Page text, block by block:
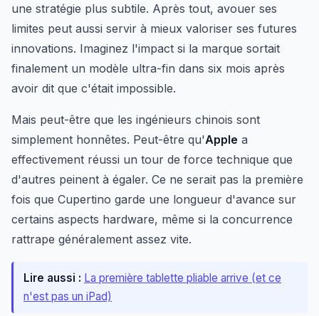
une stratégie plus subtile. Après tout, avouer ses
limites peut aussi servir à mieux valoriser ses futures
innovations. Imaginez l'impact si la marque sortait
finalement un modèle ultra-fin dans six mois après
avoir dit que c'était impossible.
Mais peut-être que les ingénieurs chinois sont
simplement honnêtes. Peut-être qu'Apple a
effectivement réussi un tour de force technique que
d'autres peinent à égaler. Ce ne serait pas la première
fois que Cupertino garde une longueur d'avance sur
certains aspects hardware, même si la concurrence
rattrape généralement assez vite.
Lire aussi : La première tablette pliable arrive (et ce
n'est pas un iPad)